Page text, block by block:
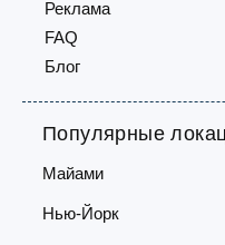
Популярные
Майами
Нью-Йорк
Реклама
FAQ
Блог